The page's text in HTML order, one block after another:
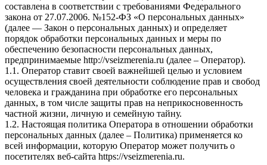
составлена в соответствии с требованиями Федерального
закона от 27.07.2006. №152-ФЗ «О персональных данных»
(далее — Закон о персональных данных) и определяет
порядок обработки персональных данных и меры по
обеспечению безопасности персональных данных,
предпринимаемые http://vseizmerenia.ru (далее – Оператор).
1.1. Оператор ставит своей важнейшей целью и условием
осуществления своей деятельности соблюдение прав и свобод
человека и гражданина при обработке его персональных
данных, в том числе защиты прав на неприкосновенность
частной жизни, личную и семейную тайну.
1.2. Настоящая политика Оператора в отношении обработки
персональных данных (далее – Политика) применяется ко
всей информации, которую Оператор может получить о
посетителях веб-сайта https://vseizmerenia.ru.